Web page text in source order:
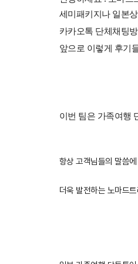
세미패키지나 일본
카카오톡 단체채팅
앞으로 이렇게 후기
이번 팀은 가족여행
항상 고객님들의 말씀
더욱 발전하는 노마드